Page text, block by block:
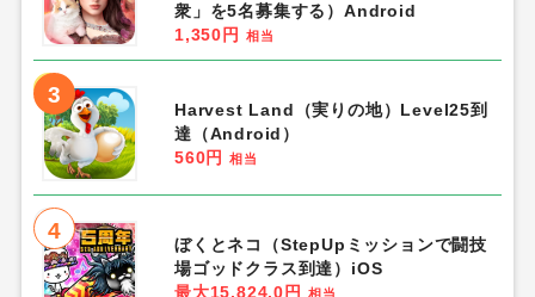
衆」を5名募集する）Android
1,350円
相当
3
Harvest Land（実りの地）Level25到
達（Android）
560円
相当
4
ぼくとネコ（StepUpミッションで闘技
場ゴッドクラス到達）iOS
最大15,824.0円
相当